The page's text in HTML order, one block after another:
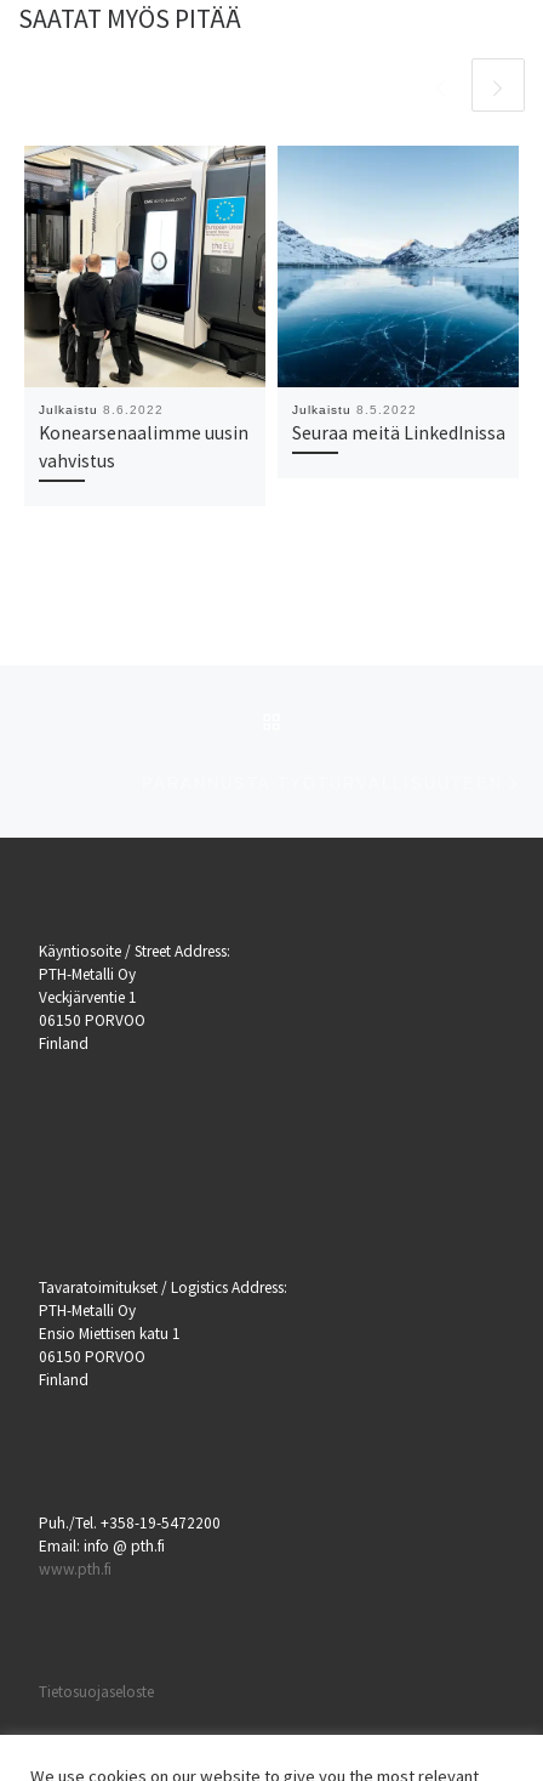
SAATAT MYÖS PITÄÄ
Julkaistu 8.6.2022
Konearsenaalimme uusin
vahvistus
Julkaistu 8.5.2022
Seuraa meitä LinkedInissa
Käyntiosoite / Street Address:
PTH-Metalli Oy
Veckjärventie 1
06150 PORVOO
Finland
Tavaratoimitukset / Logistics Address:
PTH-Metalli Oy
Ensio Miettisen katu 1
06150 PORVOO
Finland
Puh./Tel. +358-19-5472200
Email: info @ pth.fi
www.pth.fi
Tietosuojaseloste
We use cookies on our website to give you the most relevant